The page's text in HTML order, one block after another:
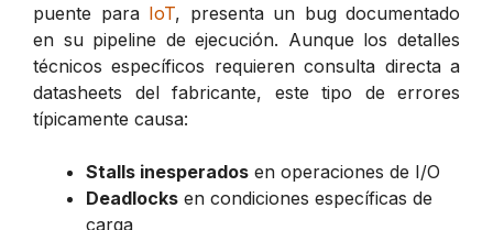
puente para IoT, presenta un bug documentado
en su pipeline de ejecución. Aunque los detalles
técnicos específicos requieren consulta directa a
datasheets del fabricante, este tipo de errores
típicamente causa:
Stalls inesperados en operaciones de I/O
Deadlocks en condiciones específicas de
carga